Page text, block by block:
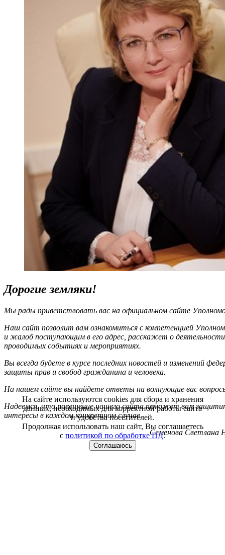
Дорогие земляки!
Мы рады приветствовать вас на официальном сайте
Наш сайт позволит вам ознакомиться с компетенцией
и жалоб поступающим в его адрес, расскажет о
проводимых событиях и мероприятиях.
Вы всегда будете в курсе последних новостей и изменений
защиты прав и свобод гражданина и человека.
На нашем сайте вы найдете ответы на волнующие вас
Надеемся, что посещение нашего сайта поможет вам
интересы в каждом конкретном случае.
Семенова Светлана
На сайте используются cookies для сбора и хранения
данных, необходимых для корректной работы сайта
и удобства посетителей.
Продолжая использовать наш сайт, Вы соглашаетесь
с политикой по обработке ПД.
Соглашаюсь